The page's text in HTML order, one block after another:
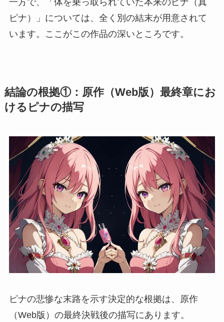
ピナ）」については、全く別の結末が用意されて
います。ここがこの作品の深いところです。
結論の根拠①：原作（Web版）最終章にお
けるピナの描写
ピナの悲惨な末路を示す決定的な根拠は、原作
（Web版）の最終決戦後の描写にあります。